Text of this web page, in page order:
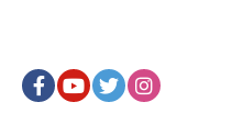
FacebookYoutubeTwitter